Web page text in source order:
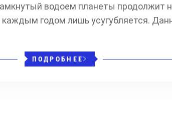
водоем планеты продолжит
каждым годом лишь усугубляется.
ПОДРОБНЕЕ